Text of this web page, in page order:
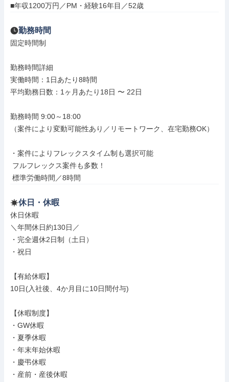
■年収1200万円／PM・経験16年目／52歳
勤務時間
固定時間制
勤務時間詳細
実働時間：1日あたり8時間
平均勤務日数：1ヶ月あたり18日 〜 22日
勤務時間 9:00～18:00
（案件により変動可能性あり／リモートワーク、在宅勤務OK）
・案件によりフレックスタイム制も選択可能
標準労働時間／8時間
休日・休暇
休日休暇
＼年間休日約130日／
・完全週休2日制（土日）
・祝日
【有給休暇】
10日(入社後、4か月目に10日間付与)
【休暇制度】
・GW休暇
・夏季休暇
・年末年始休暇
・慶弔休暇
・産前・産後休暇